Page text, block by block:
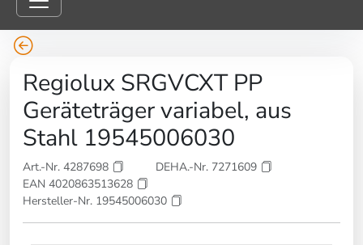
Regiolux SRGVCXT PP
Geräteträger variabel, aus
Stahl 19545006030
Art.-Nr. 4287698
DEHA.-Nr. 7271609
EAN 4020863513628
Hersteller-Nr. 19545006030